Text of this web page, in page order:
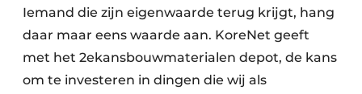
Iemand die zijn eigenwaarde terug krijgt, hang
daar maar eens waarde aan. KoreNet geeft
met het 2ekansbouwmaterialen depot, de kans
om te investeren in dingen die wij als